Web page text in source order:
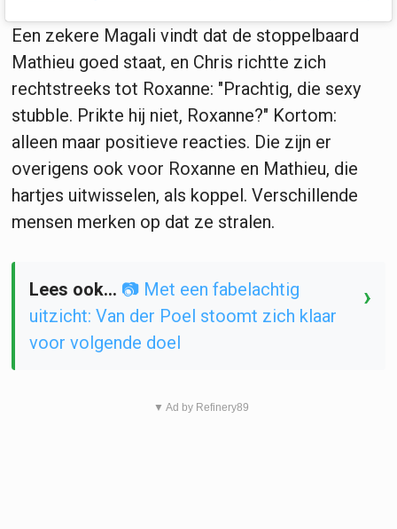
Een zekere Magali vindt dat de stoppelbaard
Mathieu goed staat, en Chris richtte zich
rechtstreeks tot Roxanne: "Prachtig, die sexy
stubble. Prikte hij niet, Roxanne?" Kortom:
alleen maar positieve reacties. Die zijn er
overigens ook voor Roxanne en Mathieu, die
hartjes uitwisselen, als koppel. Verschillende
mensen merken op dat ze stralen.
Lees ook... 📷 Met een fabelachtig
uitzicht: Van der Poel stoomt zich klaar
voor volgende doel
›
▼ Ad by Refinery89